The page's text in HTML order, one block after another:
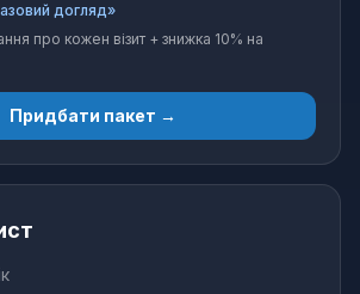
догляд»
про кожен візит + знижка 10% на
Придбати пакет →